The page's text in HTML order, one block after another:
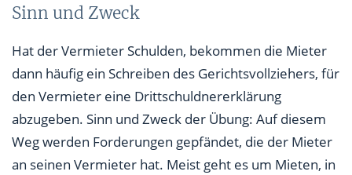
Sinn und Zweck
Hat der Vermieter Schulden, bekommen die Mieter
dann häufig ein Schreiben des Gerichtsvollziehers, für
den Vermieter eine Drittschuldnererklärung
abzugeben. Sinn und Zweck der Übung: Auf diesem
Weg werden Forderungen gepfändet, die der Mieter
an seinen Vermieter hat. Meist geht es um Mieten, in